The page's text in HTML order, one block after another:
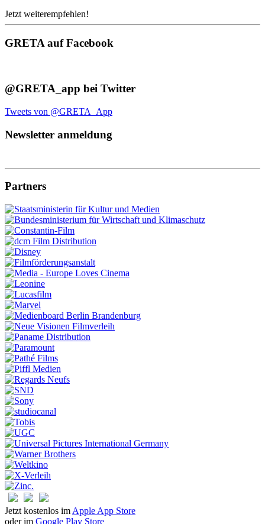
Jetzt weiterempfehlen!
GRETA auf Facebook
@GRETA_app bei Twitter
Tweets von @GRETA_App
Newsletter anmeldung
Partners
Jetzt kostenlos im Apple App Store
oder im Google Play Store